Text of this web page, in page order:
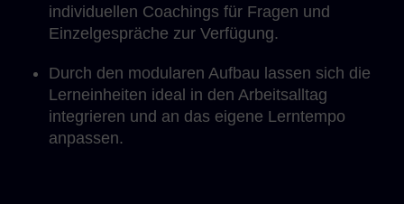
individuellen Coachings für Fragen und
Einzelgespräche zur Verfügung.
Durch den modularen Aufbau lassen sich die
Lerneinheiten ideal in den Arbeitsalltag
integrieren und an das eigene Lerntempo
anpassen.